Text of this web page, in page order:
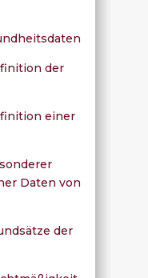
der
einer
Daten von
der